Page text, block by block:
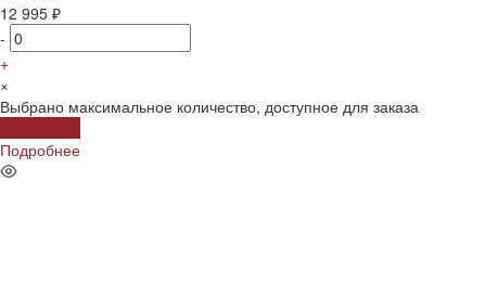
12 995 ₽
-
+
×
Выбрано максимальное количество, доступное для заказа
Подробнее